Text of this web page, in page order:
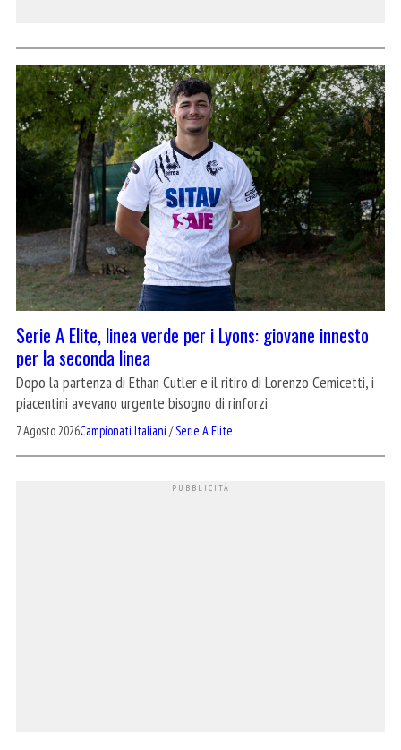
Serie A Elite, linea verde per i Lyons: giovane innesto
per la seconda linea
Dopo la partenza di Ethan Cutler e il ritiro di Lorenzo Cemicetti, i
piacentini avevano urgente bisogno di rinforzi
7 Agosto 2026Campionati Italiani /Serie A Elite